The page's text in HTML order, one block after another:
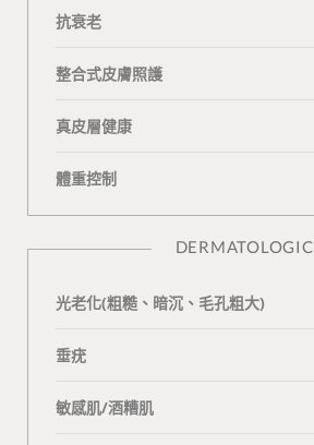
抗衰老
整合式皮膚照護
真皮層健康
體重控制
DERMATOLOGIC
光老化(粗糙、暗沉、毛孔粗大)
垂疣
敏感肌/酒糟肌